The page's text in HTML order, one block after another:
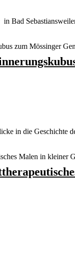
Bad
in die Geschichte